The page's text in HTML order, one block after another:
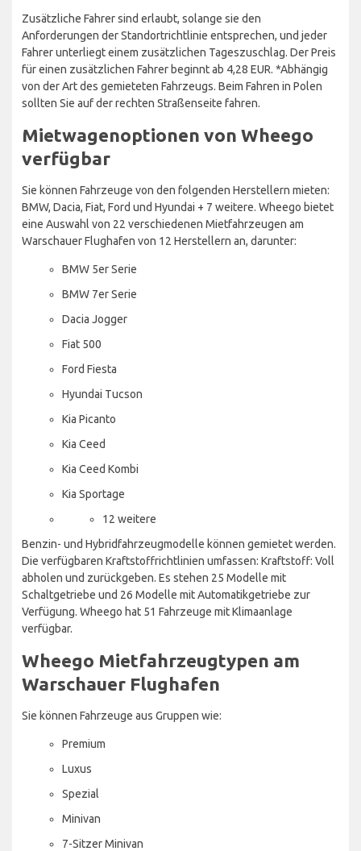
Zusätzliche Fahrer sind erlaubt, solange sie den
Anforderungen der Standortrichtlinie entsprechen, und jeder
Fahrer unterliegt einem zusätzlichen Tageszuschlag. Der Preis
für einen zusätzlichen Fahrer beginnt ab 4,28 EUR. *Abhängig
von der Art des gemieteten Fahrzeugs. Beim Fahren in Polen
sollten Sie auf der rechten Straßenseite fahren.
Mietwagenoptionen von Wheego
verfügbar
Sie können Fahrzeuge von den folgenden Herstellern mieten:
BMW, Dacia, Fiat, Ford und Hyundai + 7 weitere. Wheego bietet
eine Auswahl von 22 verschiedenen Mietfahrzeugen am
Warschauer Flughafen von 12 Herstellern an, darunter:
BMW 5er Serie
BMW 7er Serie
Dacia Jogger
Fiat 500
Ford Fiesta
Hyundai Tucson
Kia Picanto
Kia Ceed
Kia Ceed Kombi
Kia Sportage
12 weitere
Benzin- und Hybridfahrzeugmodelle können gemietet werden.
Die verfügbaren Kraftstoffrichtlinien umfassen: Kraftstoff: Voll
abholen und zurückgeben. Es stehen 25 Modelle mit
Schaltgetriebe und 26 Modelle mit Automatikgetriebe zur
Verfügung. Wheego hat 51 Fahrzeuge mit Klimaanlage
verfügbar.
Wheego Mietfahrzeugtypen am
Warschauer Flughafen
Sie können Fahrzeuge aus Gruppen wie:
Premium
Luxus
Spezial
Minivan
7-Sitzer Minivan